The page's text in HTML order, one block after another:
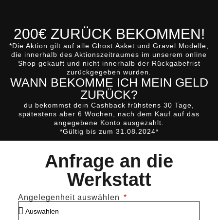
200€ ZURÜCK BEKOMMEN!
*Die Aktion gilt auf alle Ghost Asket und Gravel Modelle,
die innerhalb des Aktionszeitraumes im unserem online
Shop gekauft und nicht innerhalb der Rückgabefrist
zurückgegeben wurden.
WANN BEKOMME ICH MEIN GELD
ZURÜCK?
du bekommst dein Cashback frühstens 30 Tage,
spätestens aber 6 Wochen, nach dem Kauf auf das
angegebene Konto ausgezahlt.
*Gültig bis zum 31.08.2024*
Anfrage an die
Werkstatt
Angelegenheit auswählen